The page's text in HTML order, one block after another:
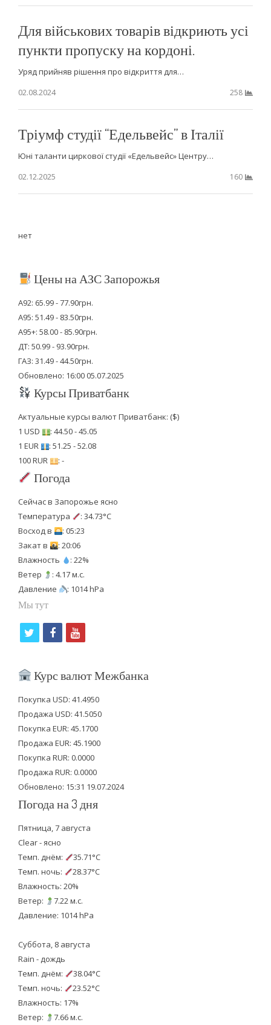
Для військових товарів відкриють усі
пункти пропуску на кордоні.
Уряд прийняв рішення про відкриття для…
02.08.2024
258
Тріумф студії “Едельвейс” в Італії
Юні таланти циркової студії «Едельвейс» Центру…
02.12.2025
160
нет
Цены на АЗС Запорожья
А92: 65.99 - 77.90грн.
А95: 51.49 - 83.50грн.
А95+: 58.00 - 85.90грн.
ДТ: 50.99 - 93.90грн.
ГАЗ: 31.49 - 44.50грн.
Обновлено: 16:00 05.07.2025
Курсы Приватбанк
Актуальные курсы валют Приватбанк: ($)
1 USD
: 44.50 - 45.05
1 EUR
: 51.25 - 52.08
100 RUR
: -
Погода
Сейчас в Запорожье ясно
Температура
: 34.73°C
Восход в
: 05:23
Закат в
: 20:06
Влажность
: 22%
Ветер
: 4.17 м.с.
Давление
: 1014 hPa
Мы тут
i
t
e
r
f
c
b
o
o
k
y
u
u
b
e
Курс валют Межбанка
Покупка USD: 41.4950
Продажа USD: 41.5050
Покупка EUR: 45.1700
Продажа EUR: 45.1900
Покупка RUR: 0.0000
Продажа RUR: 0.0000
Обновлено: 15:31 19.07.2024
Погода на 3 дня
Пятница, 7 августа
Clear - ясно
Темп. днём:
35.71°C
Темп. ночь:
28.37°C
Влажность: 20%
Ветер:
7.22 м.с.
Давление: 1014 hPa
Суббота, 8 августа
Rain - дождь
Темп. днём:
38.04°C
Темп. ночь:
23.52°C
Влажность: 17%
Ветер:
7.66 м.с.